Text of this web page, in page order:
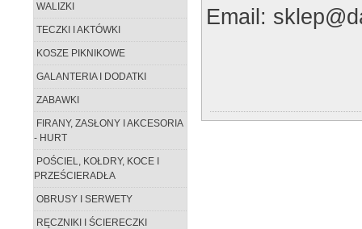
WALIZKI
TECZKI I AKTÓWKI
KOSZE PIKNIKOWE
GALANTERIA I DODATKI
ZABAWKI
FIRANY, ZASŁONY I AKCESORIA
- HURT
POŚCIEL, KOŁDRY, KOCE I
PRZEŚCIERADŁA
OBRUSY I SERWETY
RĘCZNIKI I ŚCIERECZKI
Email: